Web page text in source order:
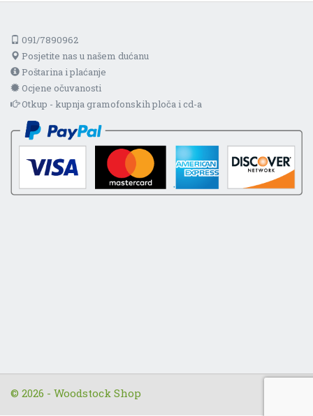
091/7890962
Posjetite nas u našem dućanu
Poštarina i plaćanje
Ocjene očuvanosti
Otkup - kupnja gramofonskih ploča i cd-a
© 2026 - Woodstock Shop